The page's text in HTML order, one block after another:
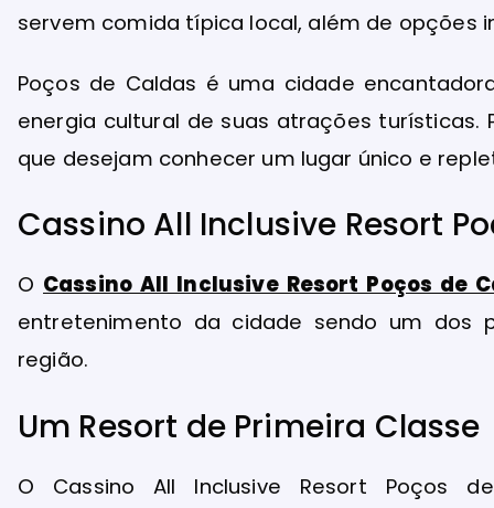
servem comida típica local, além de opções
Poços de Caldas é uma cidade
energia cultural de suas atrações
que desejam conhecer um lugar único e
Cassino All Inclusive Resort
O Cassino All Inclusive Resort Poços de
entretenimento da cidade sendo um dos
região.
Um Resort de Primeira Classe
O Cassino All Inclusive Resort Poços